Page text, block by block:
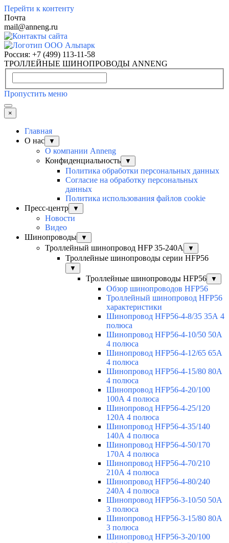
Перейти к контенту
Почта
mail@anneng.ru
Россия: +7 (499) 113-11-58
ТРОЛЛЕЙНЫЕ ШИНОПРОВОДЫ ANNENG
Пропустить меню
×
Главная
О нас
▼
О компании Anneng
Конфиденциальность
▼
Политика обработки персональных данных
Согласие на обработку персональных
данных
Политика использования файлов cookie
Пресс-центр
▼
Новости
Видео
Шинопроводы
▼
Троллейный шинопровод HFP 35-240А ▼
Троллейные шинопроводы серии HFP56
▼
Троллейные шинопроводы HFP56 ▼
Обзор шинопроводов HFP56
Троллейный шинопровод HFP56
характеристики
Шинопровод HFP56-4-8/35 35А 4
полюса
Шинопровод HFP56-4-10/50 50А
4 полюса
Шинопровод HFP56-4-12/65 65А
4 полюса
Шинопровод HFP56-4-15/80 80А
4 полюса
Шинопровод HFP56-4-20/100
100А 4 полюса
Шинопровод HFP56-4-25/120
120А 4 полюса
Шинопровод HFP56-4-35/140
140А 4 полюса
Шинопровод HFP56-4-50/170
170А 4 полюса
Шинопровод HFP56-4-70/210
210А 4 полюса
Шинопровод HFP56-4-80/240
240А 4 полюса
Шинопровод HFP56-3-10/50 50А
3 полюса
Шинопровод HFP56-3-15/80 80А
3 полюса
Шинопровод HFP56-3-20/100